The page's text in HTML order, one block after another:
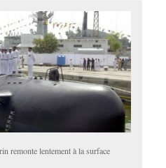
remonte lentement à la surface